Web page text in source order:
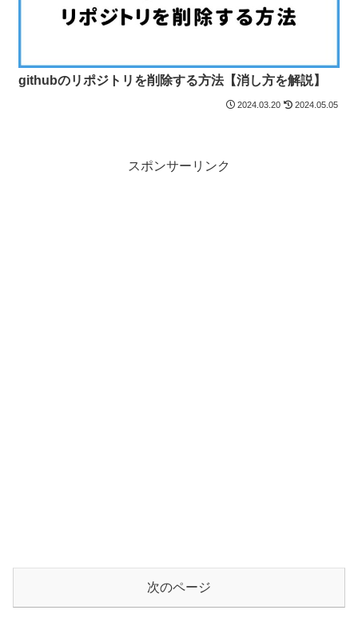
githubのリポジトリを削除する方法【消し方を解説】
2024.03.20 2024.05.05
スポンサーリンク
次のページ